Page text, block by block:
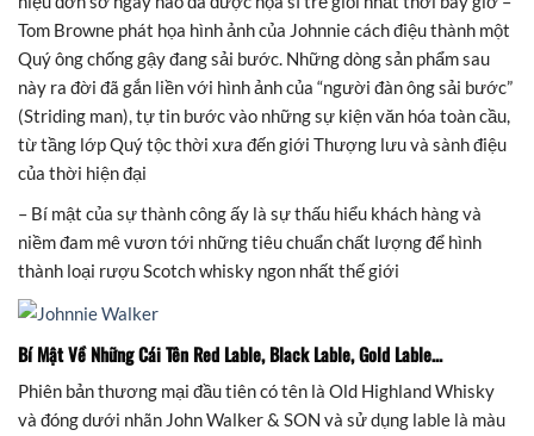
Tom Browne phát họa hình ảnh của Johnnie cách điệu thành một
Quý ông chống gậy đang sải bước. Những dòng sản phẩm sau
này ra đời đã gắn liền với hình ảnh của “người đàn ông sải bước”
(Striding man), tự tin bước vào những sự kiện văn hóa toàn cầu,
từ tầng lớp Quý tộc thời xưa đến giới Thượng lưu và sành điệu
của thời hiện đại
– Bí mật của sự thành công ấy là sự thấu hiểu khách hàng và
niềm đam mê vươn tới những tiêu chuẩn chất lượng để hình
thành loại rượu Scotch whisky ngon nhất thế giới
Bí Mật Về Những Cái Tên Red Lable, Black Lable, Gold Lable…
Phiên bản thương mại đầu tiên có tên là Old Highland Whisky
và đóng dưới nhãn John Walker & SON và sử dụng lable là màu